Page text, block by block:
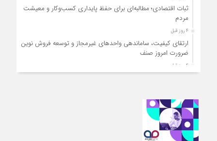
ثبات اقتصادی؛ مطالبه‌ای برای حفظ پایداری کسب‌وکار و معیشت
مردم
4 روز قبل
ارتقای کیفیت، ساماندهی واحدهای غیرمجاز و توسعه فروش نوین،
ضرورت امروز صنف
4 روز قبل
5 روز قبل
مشکلات صنف تأمین مواد اولیه باکیفیت و نوسازی تجهیزات و
آموزش‌های تخصصی و فنی است